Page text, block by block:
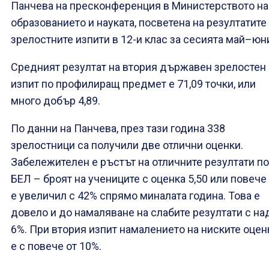
Панчева на пресконференция в Министерството на
образованието и науката, посветена на резултатите
зрелостните изпити в 12-и клас за сесията
Средният резултат на втория държавен зрелостен
изпит по профилиращ предмет е 71,09 точки, или
много добър 4,89.
По данни на Панчева, през тази година 338
зрелостници са получили две отлични оценки.
Забележителен е ръстът на отличните резултати по
БЕЛ – броят на учениците с оценка 5,50 или повече
е увеличил с 42% спрямо миналата година. Това е
довело и до намаляване на слабите резултати с
6%. При втория изпит намалението на ниските
е с повече от 10%.